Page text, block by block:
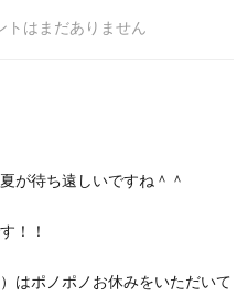
トはまだありません
が待ち遠しいですね＾＾
！！
はポノポノお休みをいただいて